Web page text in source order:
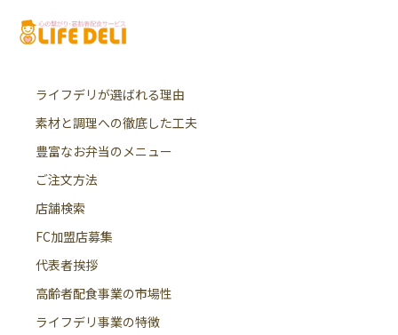
ライフデリが選ばれる理由
素材と調理への徹底した工夫
豊富なお弁当のメニュー
ご注文方法
店舗検索
FC加盟店募集
代表者挨拶
高齢者配食事業の市場性
ライフデリ事業の特徴